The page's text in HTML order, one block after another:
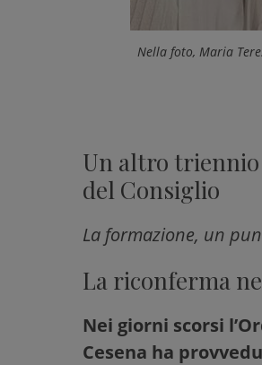
Nella foto, Maria
Un altro
del Consiglio
La formazione, un
La riconferma
Nei giorni scorsi
Cesena ha